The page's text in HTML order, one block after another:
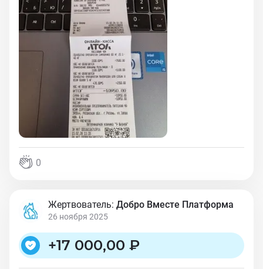
0
Жертвователь: Добро Вместе Платформа
26 ноября 2025
+17 000,00 ₽